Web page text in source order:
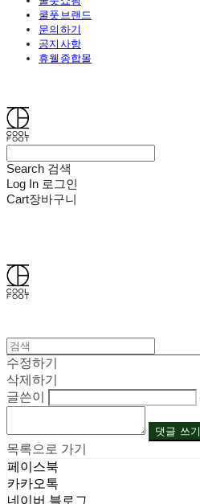
쿨풋브랜드
문의하기
공지사항
휴웰종합몰
Search 검색
Log In 로그인
Cart장바구니
수정하기
삭제하기
글쓴이
댓글 쓰기
목록으로 가기
페이스북
카카오톡
네이버 블로그